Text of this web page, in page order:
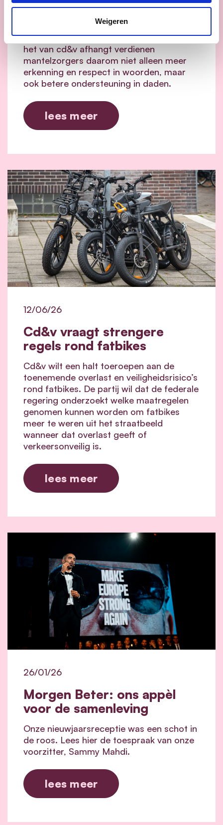
Weigeren
onze samenleving. Zonder hun bijdrage
valt heel ons zorgsysteem in elkaar.Als
het van cd&v afhangt verdienen
mantelzorgers daarom niet alleen meer
erkenning en respect in woorden, maar
ook betere ondersteuning in daden.
lees meer
Cd&v vraagt strengere
regels rond fatbikes
12/06/26
Cd&v wilt een halt toeroepen aan de
toenemende overlast en veiligheidsrisico’s
rond fatbikes. De partij wil dat de federale
regering onderzoekt welke maatregelen
genomen kunnen worden om fatbikes
meer te weren uit het straatbeeld
wanneer dat overlast geeft of
verkeersonveilig is.
lees meer
Morgen Beter: ons appèl
voor de samenleving
26/01/26
Onze nieuwjaarsreceptie was een schot in
de roos. Lees hier de toespraak van onze
voorzitter, Sammy Mahdi.
lees meer